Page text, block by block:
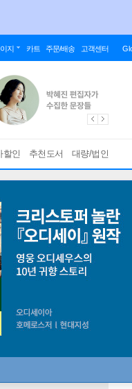
지 카트 주문/배송 고객센터
할인 추천도서 대량/법인
뛰어난 미래 영재를